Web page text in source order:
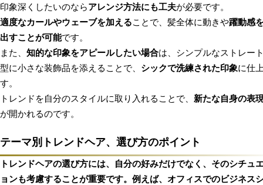
印象深くしたいのならアレンジ方法にも工夫が必要です。
適度なカールやウェーブを加えることで、髪全体に動きや躍動感
出すことが可能です。
また、 知的な印象をアピールしたい場合は、シンプルなストレー
型に小さな装飾品を添えることで、 シックで洗練された印象に仕
す。
トレンドを自分のスタイルに取り入れることで、 新たな自身の表
が開かれるのです。
テーマ別トレンドヘア、選び方のポイント
トレンドヘアの選び方には、自分の好みだけでなく、そのシチュ
ョンも考慮することが重要です。 例えば、オフィスでのビジネス